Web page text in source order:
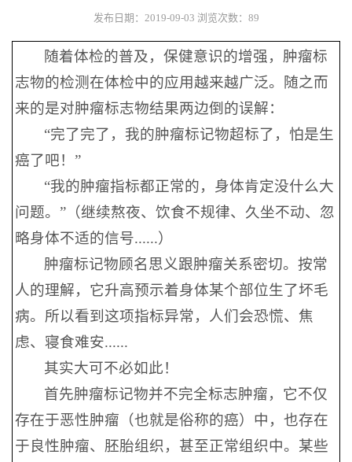
发布日期：2019-09-03 浏览次数： 89
随着体检的普及，保健意识的增强，肿瘤标
志物的检测在体检中的应用越来越广泛。随之而
来的是对肿瘤标志物结果两边倒的误解：
“完了完了，我的肿瘤标记物超标了，怕是生
癌了吧！”
“我的肿瘤指标都正常的，身体肯定没什么大
问题。”（继续熬夜、饮食不规律、久坐不动、忽
略身体不适的信号......）
肿瘤标记物顾名思义跟肿瘤关系密切。按常
人的理解，它升高预示着身体某个部位生了坏毛
病。所以看到这项指标异常，人们会恐慌、焦
虑、寝食难安......
其实大可不必如此！
首先肿瘤标记物并不完全标志肿瘤，它不仅
存在于恶性肿瘤（也就是俗称的癌）中，也存在
于良性肿瘤、胚胎组织，甚至正常组织中。某些